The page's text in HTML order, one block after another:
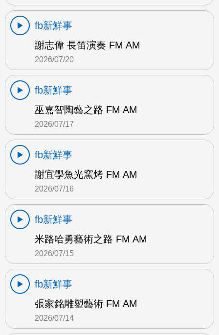
fb新鮮事
謝志偉 長笛演奏 FM AM
2026/07/20
fb新鮮事
巫嘉智陶藝之路 FM AM
2026/07/17
fb新鮮事
謝宜學魚光窯烤 FM AM
2026/07/16
fb新鮮事
米路哈勇藝術之路 FM AM
2026/07/15
fb新鮮事
張家銘雕塑藝術 FM AM
2026/07/14